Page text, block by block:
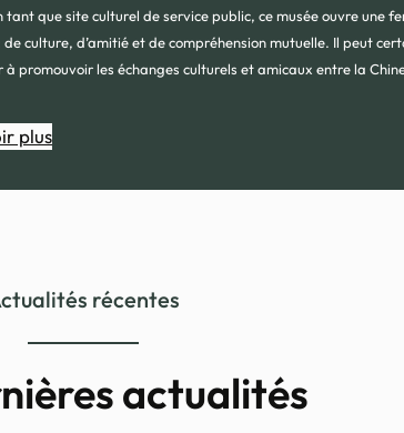
tant que site culturel de service public, ce musée ouvre une
de culture, d’amitié et de compréhension mutuelle. Il peut
à promouvoir les échanges culturels et amicaux entre la
plus
récentes
actualités